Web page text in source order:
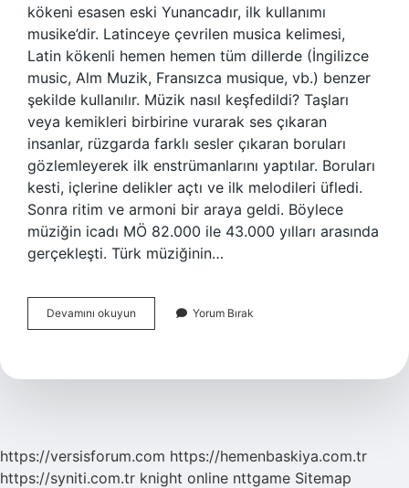
kökeni esasen eski Yunancadır, ilk kullanımı
musike’dir. Latinceye çevrilen musica kelimesi,
Latin kökenli hemen hemen tüm dillerde (İngilizce
music, Alm Muzik, Fransızca musique, vb.) benzer
şekilde kullanılır. Müzik nasıl keşfedildi? Taşları
veya kemikleri birbirine vurarak ses çıkaran
insanlar, rüzgarda farklı sesler çıkaran boruları
gözlemleyerek ilk enstrümanlarını yaptılar. Boruları
kesti, içlerine delikler açtı ve ilk melodileri üfledi.
Sonra ritim ve armoni bir araya geldi. Böylece
müziğin icadı MÖ 82.000 ile 43.000 yılları arasında
gerçekleşti. Türk müziğinin…
Devamını okuyun
Atası
Yorum Bırak
https://versisforum.com https://hemenbaskiya.com.tr
https://syniti.com.tr knight online nttgame Sitemap